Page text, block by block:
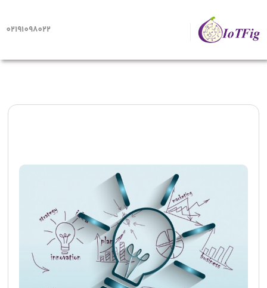
02191098022
صفحه اصلی